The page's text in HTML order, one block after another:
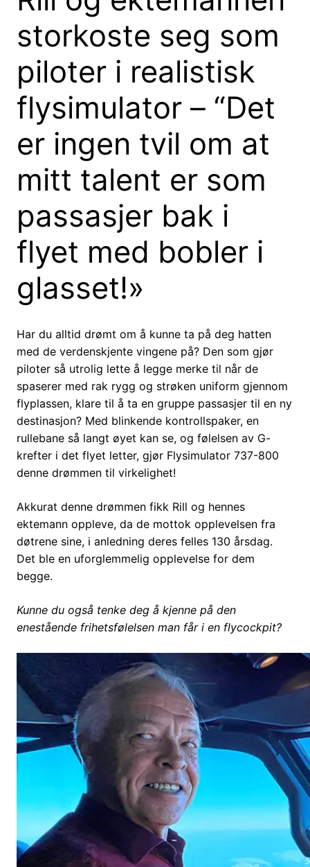
storkoste seg som
piloter i realistisk
flysimulator – “Det
er ingen tvil om at
mitt talent er som
passasjer bak i
flyet med bobler i
glasset!»
Har du alltid drømt om å kunne ta på deg hatten
med de verdenskjente vingene på? Den som gjør
piloter så utrolig lette å legge merke til når de
spaserer med rak rygg og strøken uniform gjennom
flyplassen, klare til å ta en gruppe passasjer til en ny
destinasjon? Med blinkende kontrollspaker, en
rullebane så langt øyet kan se, og følelsen av G-
krefter i det flyet letter, gjør Flysimulator 737-800
denne drømmen til virkelighet!
Akkurat denne drømmen fikk Rill og hennes
ektemann oppleve, da de mottok opplevelsen fra
døtrene sine, i anledning deres felles 130 årsdag.
Det ble en uforglemmelig opplevelse for dem
begge.
Kunne du også tenke deg å kjenne på den
enestående frihetsfølelsen man får i en flycockpit?